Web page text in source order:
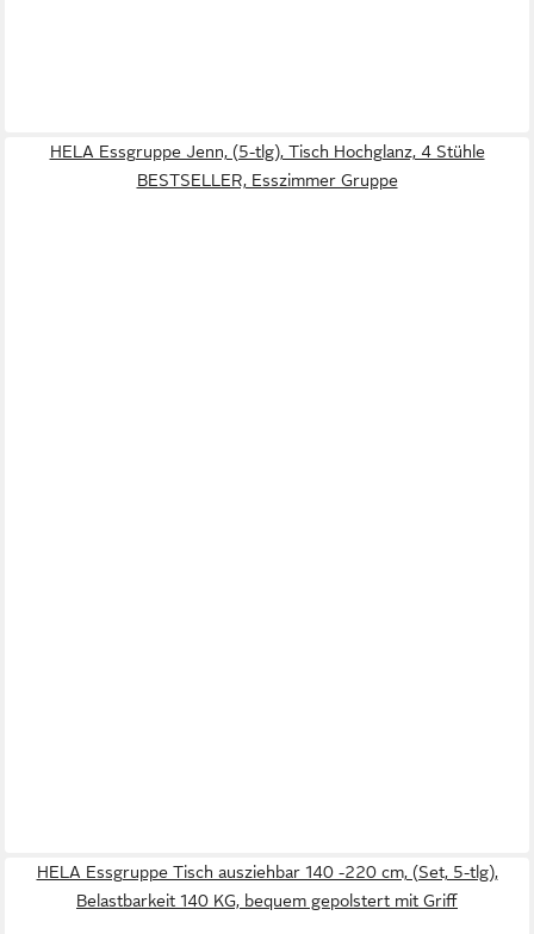
HELA Essgruppe Jenn, (5-tlg), Tisch Hochglanz, 4 Stühle
BESTSELLER, Esszimmer Gruppe
HELA Essgruppe Tisch ausziehbar 140 -220 cm, (Set, 5-tlg),
Belastbarkeit 140 KG, bequem gepolstert mit Griff